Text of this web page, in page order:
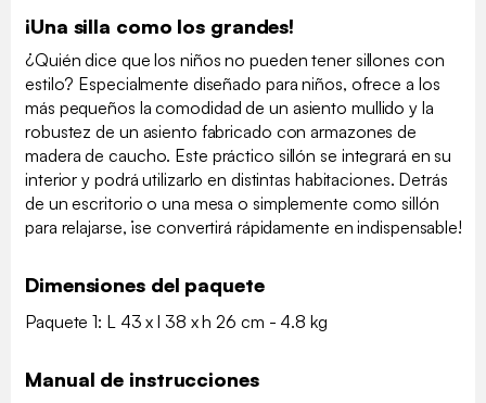
¡Una silla como los grandes!
¿Quién dice que los niños no pueden tener sillones con
estilo? Especialmente diseñado para niños, ofrece a los
más pequeños la comodidad de un asiento mullido y la
robustez de un asiento fabricado con armazones de
madera de caucho. Este práctico sillón se integrará en su
interior y podrá utilizarlo en distintas habitaciones. Detrás
de un escritorio o una mesa o simplemente como sillón
para relajarse, ¡se convertirá rápidamente en indispensable!
Dimensiones del paquete
Paquete 1: L 43 x l 38 x h 26 cm - 4.8 kg
Manual de instrucciones